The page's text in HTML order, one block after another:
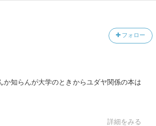
フォロー
か知らんが大学のときからユダヤ関係の本は
詳細をみる